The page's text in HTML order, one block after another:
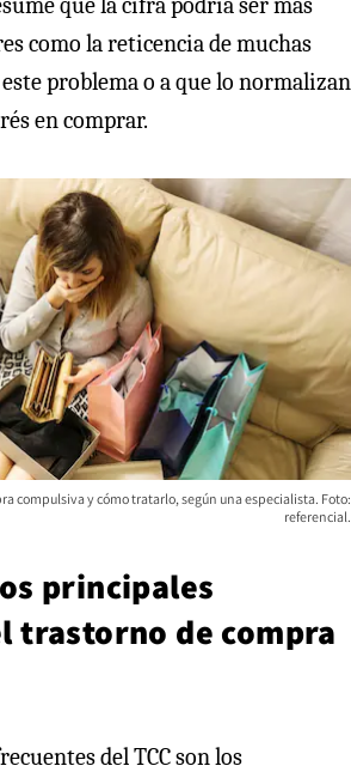
como la reticencia de muchas
problema o a que lo normalizan
en comprar.
compulsiva y cómo tratarlo, según una especialista. Foto:
referencial.
principales
trastorno de compra
del TCC son los